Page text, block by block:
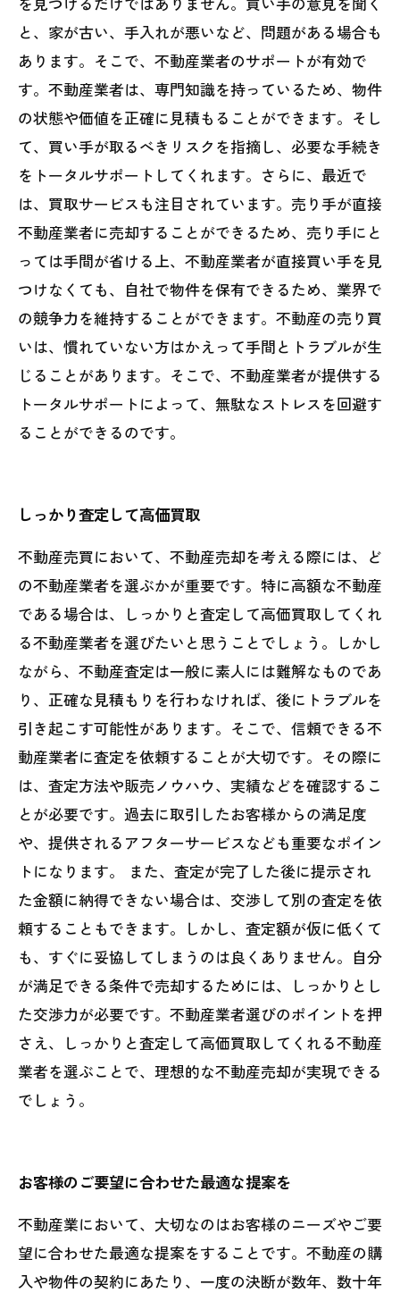
と、家が古い、手入れが悪いなど、問題がある場合も
あります。そこで、不動産業者のサポートが有効で
す。不動産業者は、専門知識を持っているため、物件
の状態や価値を正確に見積もることができます。そし
て、買い手が取るべきリスクを指摘し、必要な手続き
をトータルサポートしてくれます。さらに、最近で
は、買取サービスも注目されています。売り手が直接
不動産業者に売却することができるため、売り手にと
っては手間が省ける上、不動産業者が直接買い手を見
つけなくても、自社で物件を保有できるため、業界で
の競争力を維持することができます。不動産の売り買
いは、慣れていない方はかえって手間とトラブルが生
じることがあります。そこで、不動産業者が提供する
トータルサポートによって、無駄なストレスを回避す
ることができるのです。
しっかり査定して高価買取
不動産売買において、不動産売却を考える際には、ど
の不動産業者を選ぶかが重要です。特に高額な不動産
である場合は、しっかりと査定して高価買取してくれ
る不動産業者を選びたいと思うことでしょう。しかし
ながら、不動産査定は一般に素人には難解なものであ
り、正確な見積もりを行わなければ、後にトラブルを
引き起こす可能性があります。そこで、信頼できる不
動産業者に査定を依頼することが大切です。その際に
は、査定方法や販売ノウハウ、実績などを確認するこ
とが必要です。過去に取引したお客様からの満足度
や、提供されるアフターサービスなども重要なポイン
トになります。 また、査定が完了した後に提示され
た金額に納得できない場合は、交渉して別の査定を依
頼することもできます。しかし、査定額が仮に低くて
も、すぐに妥協してしまうのは良くありません。自分
が満足できる条件で売却するためには、しっかりとし
た交渉力が必要です。不動産業者選びのポイントを押
さえ、しっかりと査定して高価買取してくれる不動産
業者を選ぶことで、理想的な不動産売却が実現できる
でしょう。
お客様のご要望に合わせた最適な提案を
不動産業において、大切なのはお客様のニーズやご要
望に合わせた最適な提案をすることです。不動産の購
入や物件の契約にあたり、一度の決断が数年、数十年